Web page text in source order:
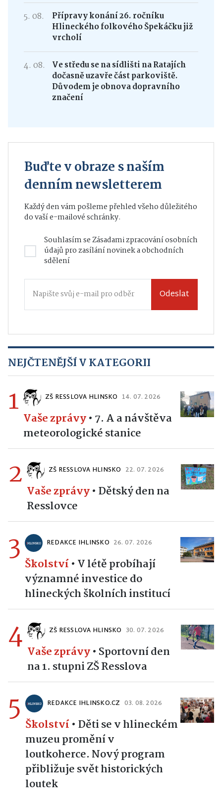
5. 08.
Přípravy konání 26. ročníku
Hlineckého folkového Špekáčku již
vrcholí
4. 08.
Ve středu se na sídlišti na Ratajích
dočasně uzavře část parkoviště.
Důvodem je obnova dopravního
značení
Buďte v obraze s naším
denním newsletterem
Každý den vám pošleme přehled všeho důležitého
do vaší e-mailové schránky.
Souhlasím seZásadami zpracování osobních
údajůpro zasílání novinek a obchodních
sdělení
Odeslat
NEJČTENĚJŠÍ V KATEGORII
1 ZŠ RESSLOVA HLINSKO 14. 07. 2026
Vaše zprávy• 7. A a návštěva
meteorologické stanice
2 ZŠ RESSLOVA HLINSKO 22. 07. 2026
Vaše zprávy• Dětský den na
Resslovce
3 REDAKCE IHLINSKO 26. 07. 2026
Školství• V létě probíhají
významné investice do
hlineckých školních institucí
4 ZŠ RESSLOVA HLINSKO 30. 07. 2026
Vaše zprávy• Sportovní den
na 1. stupni ZŠ Resslova
5 REDAKCE IHLINSKO.CZ 03. 08. 2026
Školství• Děti se v hlineckém
muzeu promění v
loutkoherce. Nový program
přibližuje svět historických
loutek